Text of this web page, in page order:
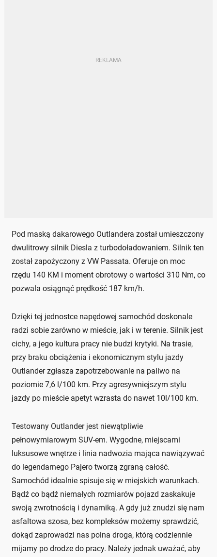
Pod maską dakarowego Outlandera został umieszczony
dwulitrowy silnik Diesla z turbodoładowaniem. Silnik ten
został zapożyczony z VW Passata. Oferuje on moc
rzędu 140 KM i moment obrotowy o wartości 310 Nm, co
pozwala osiągnąć prędkość 187 km/h.
Dzięki tej jednostce napędowej samochód doskonale
radzi sobie zarówno w mieście, jak i w terenie. Silnik jest
cichy, a jego kultura pracy nie budzi krytyki. Na trasie,
przy braku obciążenia i ekonomicznym stylu jazdy
Outlander zgłasza zapotrzebowanie na paliwo na
poziomie 7,6 l/100 km. Przy agresywniejszym stylu
jazdy po mieście apetyt wzrasta do nawet 10l/100 km.
Testowany Outlander jest niewątpliwie
pełnowymiarowym SUV-em. Wygodne, miejscami
luksusowe wnętrze i linia nadwozia mająca nawiązywać
do legendarnego Pajero tworzą zgraną całość.
Samochód idealnie spisuje się w miejskich warunkach.
Bądź co bądź niemałych rozmiarów pojazd zaskakuje
swoją zwrotnością i dynamiką. A gdy już znudzi się nam
asfaltowa szosa, bez kompleksów możemy sprawdzić,
dokąd zaprowadzi nas polna droga, którą codziennie
mijamy po drodze do pracy. Należy jednak uważać, aby